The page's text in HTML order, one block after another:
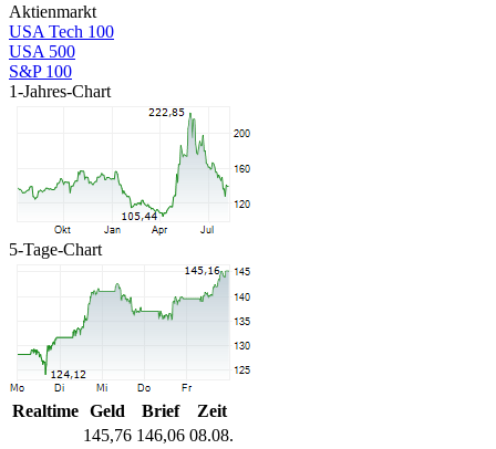
Aktienmarkt
USA Tech 100
USA 500
S&P 100
1-Jahres-Chart
5-Tage-Chart
Realtime Geld Brief
Zeit
145,76 146,06 08.08.